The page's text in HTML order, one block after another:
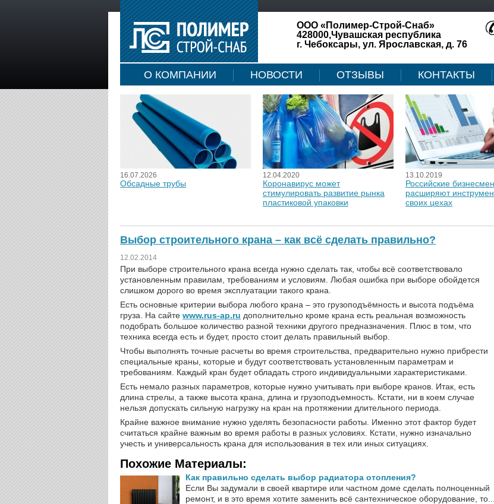
ООО «Полимер-Строй-Снаб»
428000,Чувашская республика
г. Чебоксары, ул. Ярославская, д. 76
О КОМПАНИИ НОВОСТИ ОТЗЫВЫ КОНТАКТЫ
16.07.2026
Обсадные трубы
12.04.2020
Коронавирус может
стимулировать развитие рынка
пластиковой упаковки
13.10.2019
Российские
расширяют
своих цехах
Выбор строительного крана – как всё сделать правильно?
12.02.2014
При выборе строительного крана всегда нужно сделать так, чтобы всё соответствовало
установленным правилам, требованиям и условиям. Любая ошибка при выборе обойдется
слишком дорого во время эксплуатации такого крана.
Есть основные критерии выбора любого крана – это грузоподъёмность и высота подъёма
груза. На сайте www.rus-ap.ru дополнительно кроме крана есть реальная возможность
подобрать большое количество разной техники другого предназначения. Плюс в том, что
техника всегда есть и будет, просто стоит делать правильный выбор.
Чтобы выполнять точные расчеты во время строительства, предварительно нужно прибрести
специальные краны, которые и будут соответствовать установленным параметрам и
требованиям. Каждый кран будет обладать строго индивидуальными характеристиками.
Есть немало разных параметров, которые нужно учитывать при выборе кранов. Итак, есть
длина стрелы, а также высота крана, длина и грузоподъемность. Кстати, ни в коем случае
нельзя допускать сильную нагрузку на кран на протяжении длительного периода.
Крайне важное внимание нужно уделять безопасности работы. Именно этот фактор будет
считаться крайне важным во время работы в разных условиях. Кстати, нужно изначально
учесть и универсальность крана для использования в тех или иных ситуациях.
Похожие Материалы:
Как правильно сделать выбор радиатора отопления?
Если Вы задумали в своей квартире или частном доме сделать полноценный
ремонт, и в это время хотите заменить всё сантехническое оборудование, то...